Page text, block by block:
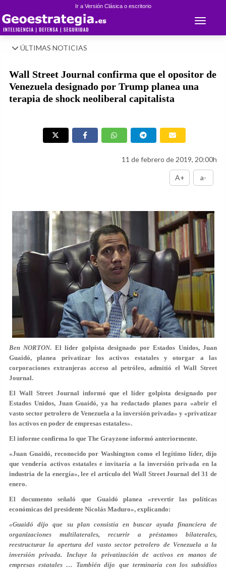
Ir a Versión Clásica o escritorio
Toggle
ÚLTIMAS NOTICIAS
Wall Street Journal confirma que el opositor de
Venezuela designado por Trump planea una
terapia de shock neoliberal capitalista
11 de febrero de 2019, 20:00h
A+ a-
Ben NORTON. El líder golpista designado por Estados Unidos, Juan
Guaidó, planea privatizar los activos estatales y otorgar a las
corporaciones extranjeras acceso al petróleo, admitió el Wall Street
Journal.
El Wall Street Journal informó que el líder golpista designado por
Estados Unidos, Juan Guaidó, ya ha redactado planes para «abrir el
vasto sector petrolero de Venezuela a la inversión privada» y «privatizar
los activos en poder de empresas estatales».
El informe confirma lo que The Grayzone informó anteriormente.
«Juan Guaidó, reconocido por Washington como el legítimo líder, dijo
que vendería activos estatales e invitaría a la inversión privada en la
industria de la energía», lee el artículo del Wall Street Journal del 31 de
enero.
El documento señaló que Guaidó planea «revertir las políticas
económicas del presidente Nicolás Maduro», explicando:
«Guaidó dijo que su plan consistía en buscar ayuda financiera de
organizaciones multilaterales, recurrir a préstamos bilaterales,
reestructurar la apertura del vasto sector petrolero de Venezuela a la
inversión privada. Incluye la privatización de activos en manos de
empresas estatales … También dijo que terminaría con los subsidios